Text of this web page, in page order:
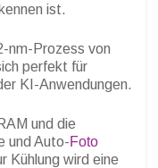
ist.
nm-Prozess von
perfekt für
KI-Anwendungen.
und die
und Auto-Foto
Kühlung wird eine